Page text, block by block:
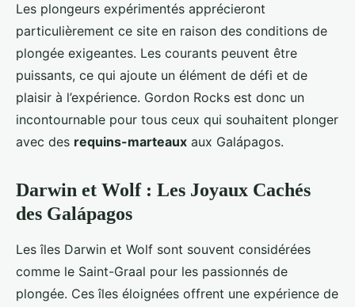
Les plongeurs expérimentés apprécieront
particulièrement ce site en raison des conditions de
plongée exigeantes. Les courants peuvent être
puissants, ce qui ajoute un élément de défi et de
plaisir à l’expérience. Gordon Rocks est donc un
incontournable pour tous ceux qui souhaitent plonger
avec des requins-marteaux aux Galápagos.
Darwin et Wolf : Les Joyaux Cachés
des Galápagos
Les îles Darwin et Wolf sont souvent considérées
comme le Saint-Graal pour les passionnés de
plongée. Ces îles éloignées offrent une expérience de